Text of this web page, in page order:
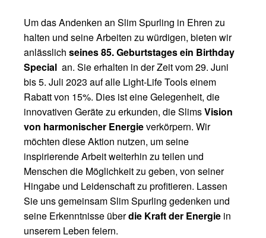
Um das Andenken an Slim Spurling in Ehren zu
halten und seine Arbeiten zu würdigen, bieten wir
anlässlich seines 85. Geburtstages ein Birthday
Special an. Sie erhalten in der Zeit vom 29. Juni
bis 5. Juli 2023 auf alle Light-Life Tools einem
Rabatt von 15%. Dies ist eine Gelegenheit, die
innovativen Geräte zu erkunden, die SlimsVision
von harmonischer Energieverkörpern. Wir
möchten diese Aktion nutzen, um seine
inspirierende Arbeit weiterhin zu teilen und
Menschen die Möglichkeit zu geben, von seiner
Hingabe und Leidenschaft zu profitieren. Lassen
Sie uns gemeinsam Slim Spurling gedenken und
seine Erkenntnisse überdie Kraft der Energie in
unserem Leben feiern.